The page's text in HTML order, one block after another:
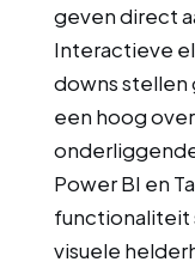
geven direct
Interactieve
downs stellen
een hoog
Power BI en
functionaliteit
visuele